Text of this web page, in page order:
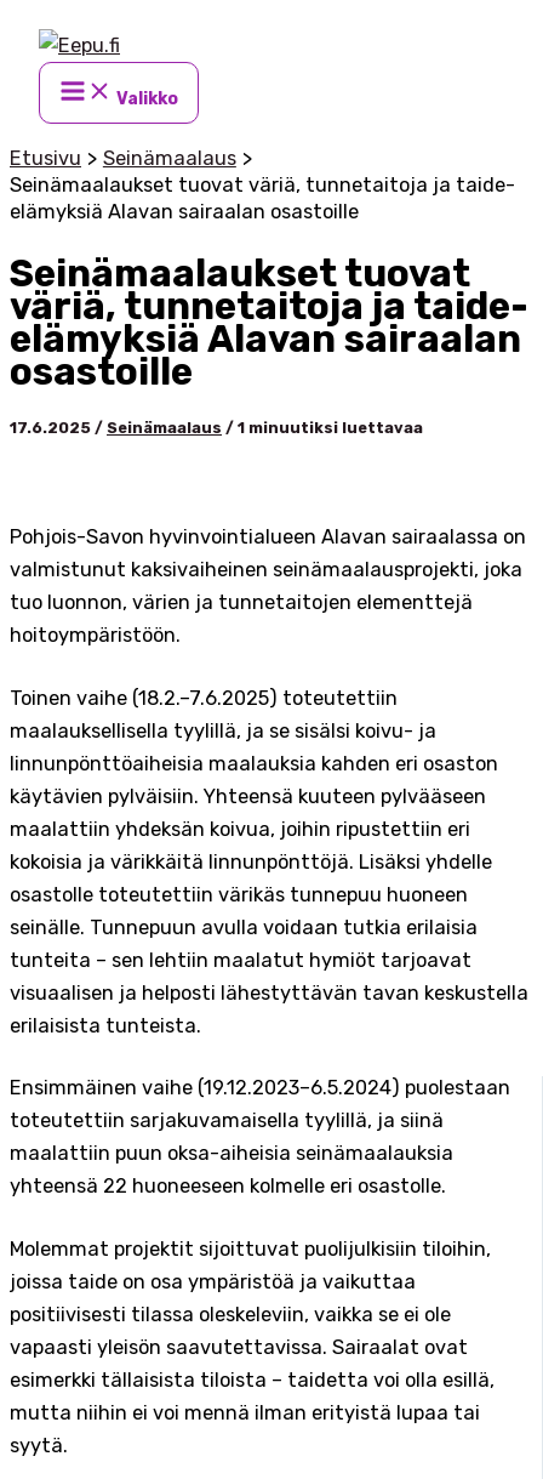
Siirry
sisältöön
Valikko
Etusivu
Seinämaalaus
Seinämaalaukset tuovat väriä, tunnetaitoja ja taide-
elämyksiä Alavan sairaalan osastoille
Seinämaalaukset tuovat
väriä, tunnetaitoja ja taide-
elämyksiä Alavan sairaalan
osastoille
17.6.2025 / Seinämaalaus / 1 minuutiksi luettavaa
Pohjois-Savon hyvinvointialueen Alavan sairaalassa on
valmistunut kaksivaiheinen seinämaalausprojekti, joka
tuo luonnon, värien ja tunnetaitojen elementtejä
hoitoympäristöön.
Toinen vaihe (18.2.–7.6.2025) toteutettiin
maalauksellisella tyylillä, ja se sisälsi koivu- ja
linnunpönttöaiheisia maalauksia kahden eri osaston
käytävien pylväisiin. Yhteensä kuuteen pylvääseen
maalattiin yhdeksän koivua, joihin ripustettiin eri
kokoisia ja värikkäitä linnunpönttöjä. Lisäksi yhdelle
osastolle toteutettiin värikäs tunnepuu huoneen
seinälle. Tunnepuun avulla voidaan tutkia erilaisia
tunteita – sen lehtiin maalatut hymiöt tarjoavat
visuaalisen ja helposti lähestyttävän tavan keskustella
erilaisista tunteista.
Ensimmäinen vaihe (19.12.2023–6.5.2024) puolestaan
toteutettiin sarjakuvamaisella tyylillä, ja siinä
maalattiin puun oksa-aiheisia seinämaalauksia
yhteensä 22 huoneeseen kolmelle eri osastolle.
Molemmat projektit sijoittuvat puolijulkisiin tiloihin,
joissa taide on osa ympäristöä ja vaikuttaa
positiivisesti tilassa oleskeleviin, vaikka se ei ole
vapaasti yleisön saavutettavissa. Sairaalat ovat
esimerkki tällaisista tiloista – taidetta voi olla esillä,
mutta niihin ei voi mennä ilman erityistä lupaa tai
syytä.